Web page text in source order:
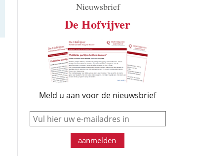
Nieuwsbrief
De Hofvijver
Meld u aan voor de nieuwsbrief
e-mail
aanmelden